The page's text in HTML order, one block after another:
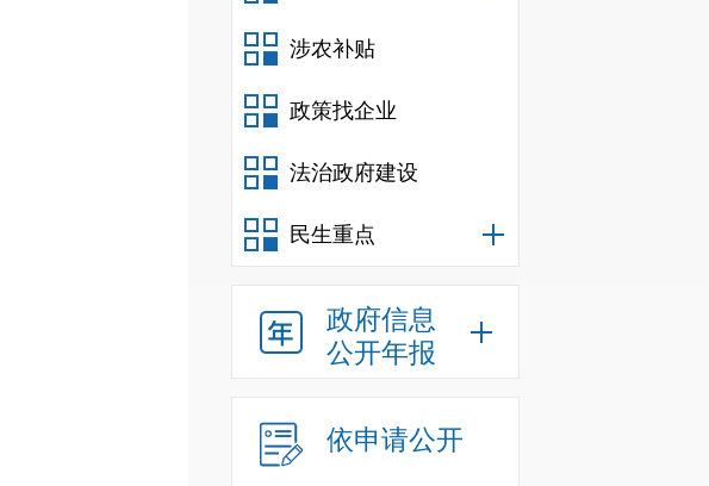
涉农补贴
政策找企业
法治政府建设
民生重点
政府信息
公开年报
依申请公开